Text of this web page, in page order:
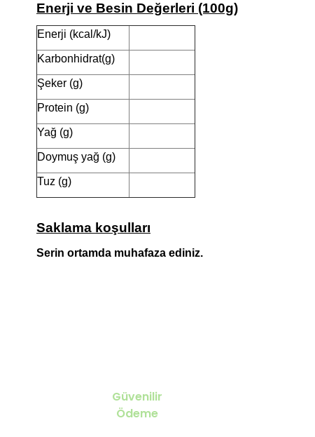
Enerji ve Besin Değerleri (100g)
Enerji (kcal/kJ)
Karbonhidrat(g)
Şeker (g)
Protein (g)
Yağ (g)
Doymuş yağ (g)
Tuz (g)
Saklama koşulları
Serin ortamda muhafaza ediniz.
Güvenilir
Ödeme